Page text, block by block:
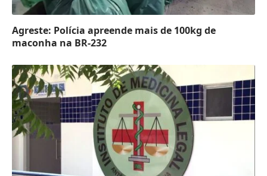
Agreste: Polícia apreende mais de 100kg de
maconha na BR-232